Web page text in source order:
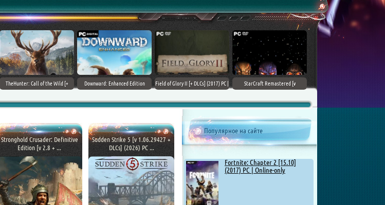
StarCraft Remastered [v
Car Mechanic Simulator 2018 [v
ARK: Survival Evolved [v 341.19 +
Tekken 7 - Ultimate Edition [v 4.22
Chovka
Популярное на сайте
Fortnite: Chapter 2 [15.10]
(2017) PC | Online-only
Stronghold Crusader: Definitive
Edition [v 2.8 + ...
Sudden Strike 5 [v 1.06.29427 +
DLCs] (2026) PC ...